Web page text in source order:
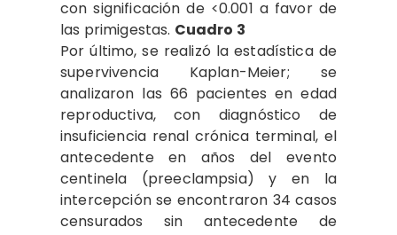
con significación de <0.001 a favor de
las primigestas. Cuadro 3
Por último, se realizó la estadística de
supervivencia Kaplan-Meier; se
analizaron las 66 pacientes en edad
reproductiva, con diagnóstico de
insuficiencia renal crónica terminal, el
antecedente en años del evento
centinela (preeclampsia) y en la
intercepción se encontraron 34 casos
censurados sin antecedente de